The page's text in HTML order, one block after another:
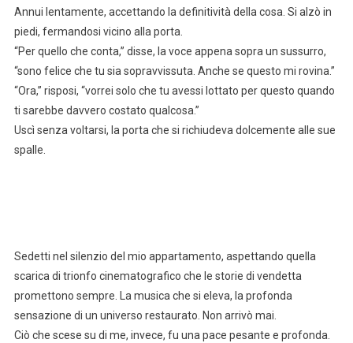
Annui lentamente, accettando la definitività della cosa. Si alzò in
piedi, fermandosi vicino alla porta.
“Per quello che conta,” disse, la voce appena sopra un sussurro,
“sono felice che tu sia sopravvissuta. Anche se questo mi rovina.”
“Ora,” risposi, “vorrei solo che tu avessi lottato per questo quando
ti sarebbe davvero costato qualcosa.”
Uscì senza voltarsi, la porta che si richiudeva dolcemente alle sue
spalle.
Sedetti nel silenzio del mio appartamento, aspettando quella
scarica di trionfo cinematografico che le storie di vendetta
promettono sempre. La musica che si eleva, la profonda
sensazione di un universo restaurato. Non arrivò mai.
Ciò che scese su di me, invece, fu una pace pesante e profonda.